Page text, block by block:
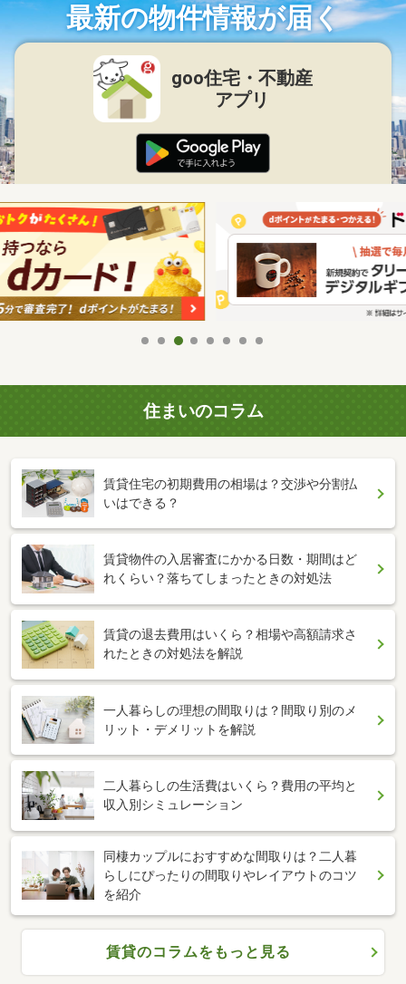
最新の物件情報が届く
goo住宅・不動産
アプリ
住まいのコラム
賃貸住宅の初期費用の相場は？交渉や分割払
いはできる？
賃貸物件の入居審査にかかる日数・期間はど
れくらい？落ちてしまったときの対処法
賃貸の退去費用はいくら？相場や高額請求さ
れたときの対処法を解説
一人暮らしの理想の間取りは？間取り別のメ
リット・デメリットを解説
二人暮らしの生活費はいくら？費用の平均と
収入別シミュレーション
同棲カップルにおすすめな間取りは？二人暮
らしにぴったりの間取りやレイアウトのコツ
を紹介
賃貸のコラムをもっと見る